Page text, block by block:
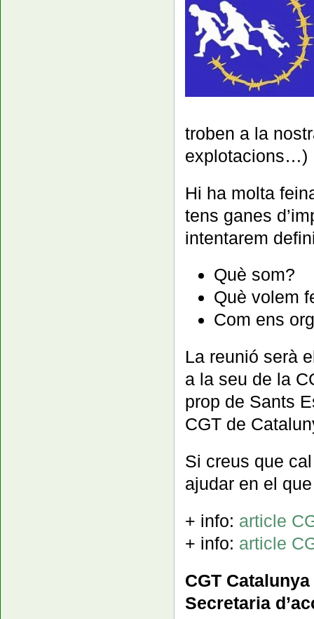
troben a la
explotacions…)
Hi ha molta
tens ganes
intentarem
Què som?
Què volem
Com ens
La reunió serà
a la seu de la
prop de Sants
CGT de
Si creus que
ajudar en el
+ info: article
+ info: article
CGT Catalunya
Secretaria